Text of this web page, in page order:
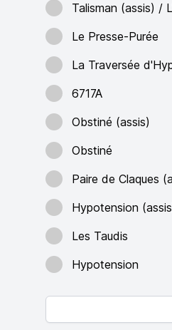
Talisman (assis) /
Le Presse-Purée
La Traversée
6717A
Obstiné (assis)
Obstiné
Paire de Claques
Hypotension
Les Taudis
Hypotension